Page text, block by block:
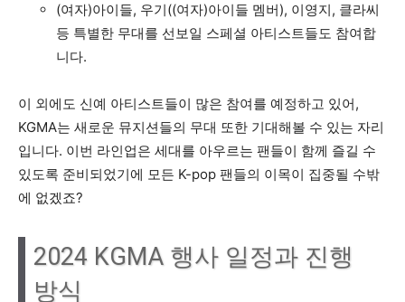
(여자)아이들, 우기((여자)아이들 멤버), 이영지, 클라씨
등 특별한 무대를 선보일 스페셜 아티스트들도 참여합
니다.
이 외에도 신예 아티스트들이 많은 참여를 예정하고 있어,
KGMA는 새로운 뮤지션들의 무대 또한 기대해볼 수 있는 자리
입니다. 이번 라인업은 세대를 아우르는 팬들이 함께 즐길 수
있도록 준비되었기에 모든 K-pop 팬들의 이목이 집중될 수밖
에 없겠죠?
2024 KGMA 행사 일정과 진행
방식